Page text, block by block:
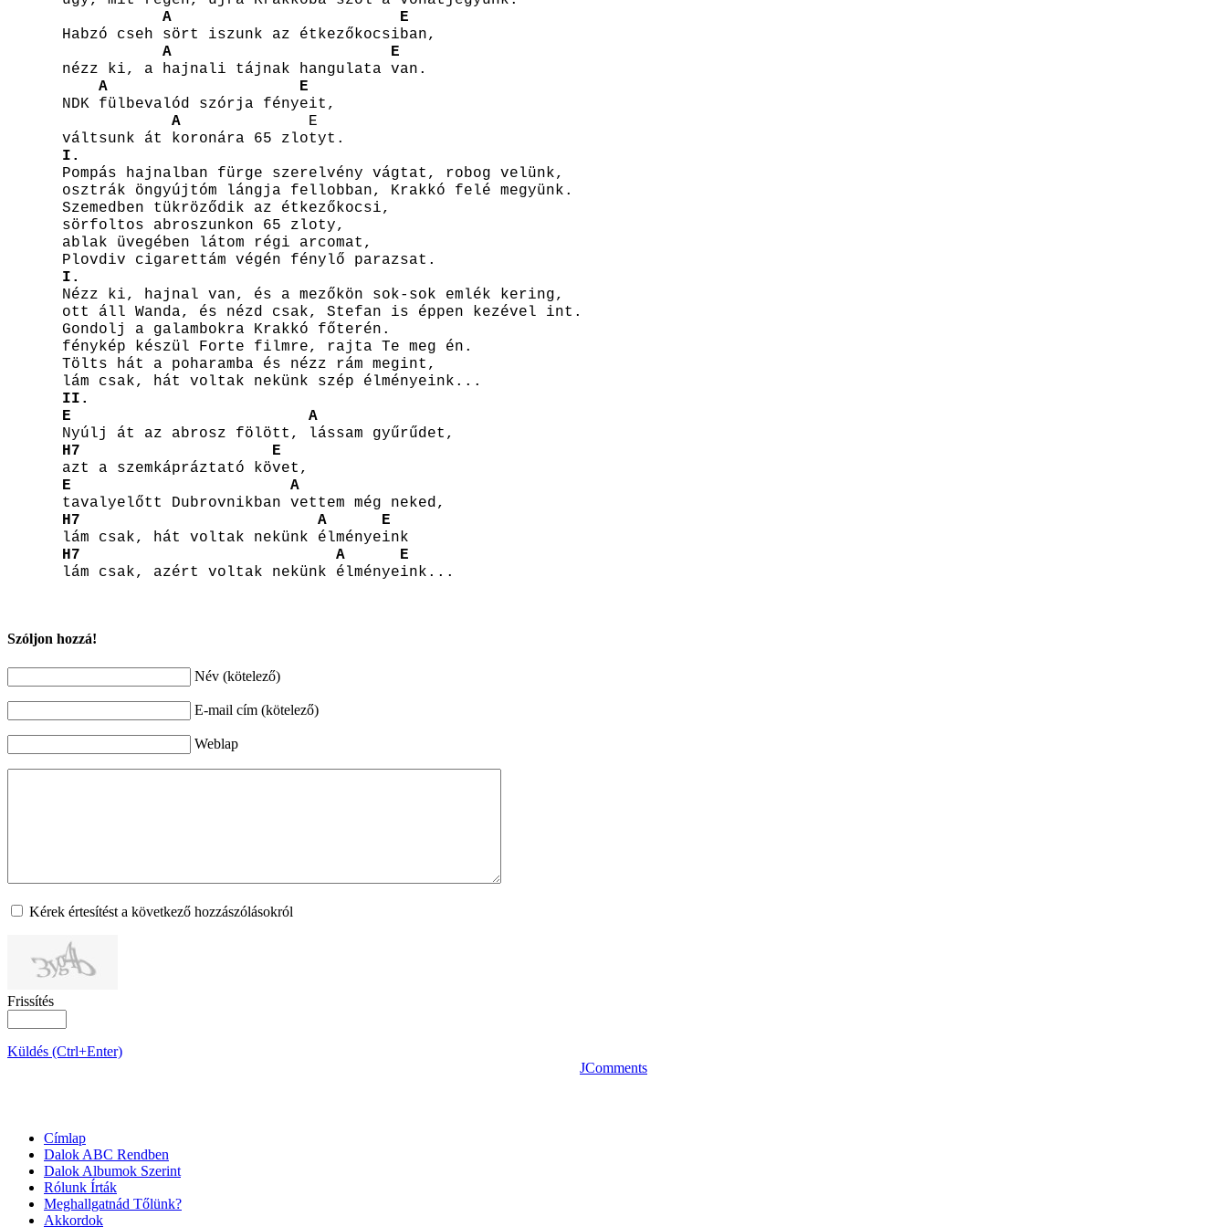
A
E
Habzó cseh sört iszunk az étkezőkocsiban,
A
E
nézz ki, a hajnali tájnak hangulata van.
A
E
NDK fülbevalód szórja fényeit,
A
E
váltsunk át koronára 65 zlotyt.
I.
Pompás hajnalban fürge szerelvény vágtat, robog velünk,
osztrák öngyújtóm lángja fellobban, Krakkó felé megyünk.
Szemedben tükröződik az étkezőkocsi,
sörfoltos abroszunkon 65 zloty,
ablak üvegében látom régi arcomat,
Plovdiv cigarettám végén fénylő parazsat.
I.
Nézz ki, hajnal van, és a mezőkön sok-sok emlék kering,
ott áll Wanda, és nézd csak, Stefan is éppen kezével int.
Gondolj a galambokra Krakkó főterén.
fénykép készül Forte filmre, rajta Te meg én.
Tölts hát a poharamba és nézz rám megint,
lám csak, hát voltak nekünk szép élményeink...
II.
E
A
Nyúlj át az abrosz fölött, lássam gyűrűdet,
H7
E
azt a szemkápráztató követ,
E
A
tavalyelőtt Dubrovnikban vettem még neked,
H7
A
E
lám csak, hát voltak nekünk élményeink
H7
A
E
lám csak, azért voltak nekünk élményeink...
Szóljon hozzá!
Név (kötelező)
E-mail cím (kötelező)
Weblap
Kérek értesítést a következő hozzászólásokról
Frissítés
Küldés (Ctrl+Enter)
JComments
Címlap
Dalok ABC Rendben
Dalok Albumok Szerint
Rólunk Írták
Meghallgatnád Tőlünk?
Akkordok